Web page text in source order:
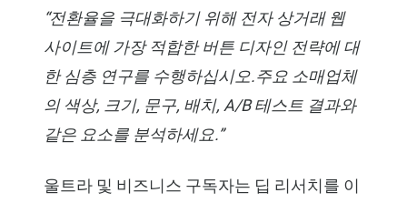
“전환율을 극대화하기 위해 전자 상거래 웹
사이트에 가장 적합한 버튼 디자인 전략에 대
한 심층 연구를 수행하십시오.주요 소매업체
의 색상, 크기, 문구, 배치, A/B 테스트 결과와
같은 요소를 분석하세요.”
울트라 및 비즈니스 구독자는 딥 리서치를 이